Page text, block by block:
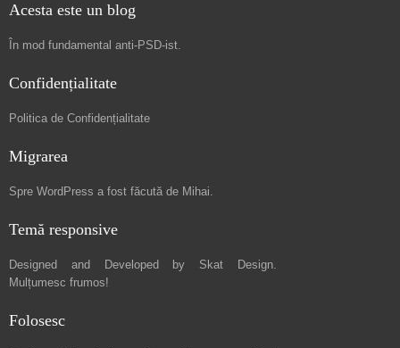
Acesta este un blog
În mod fundamental anti-PSD-ist.
Confidențialitate
Politica de Confidențialitate
Migrarea
Spre WordPress a fost făcută de Mihai.
Temă responsive
Designed and Developed by Skat Design.
Mulțumesc frumos!
Folosesc